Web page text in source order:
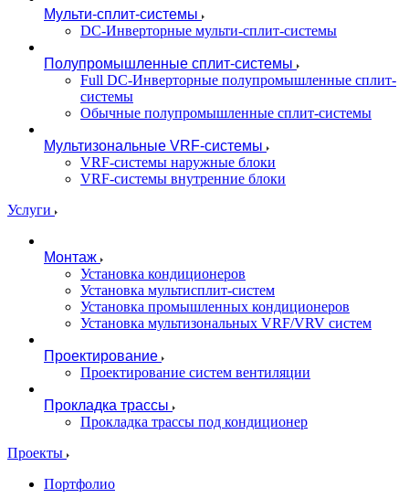
Мульти-сплит-системы
DC-Инверторные мульти-сплит-системы
Полупромышленные сплит-системы
Full DC-Инверторные полупромышленные сплит-
системы
Обычные полупромышленные сплит-системы
Мультизональные VRF-системы
VRF-системы наружные блоки
VRF-системы внутренние блоки
Услуги
Монтаж
Установка кондиционеров
Установка мультисплит-систем
Установка промышленных кондиционеров
Установка мультизональных VRF/VRV систем
Проектирование
Проектирование систем вентиляции
Прокладка трассы
Прокладка трассы под кондиционер
Проекты
Портфолио